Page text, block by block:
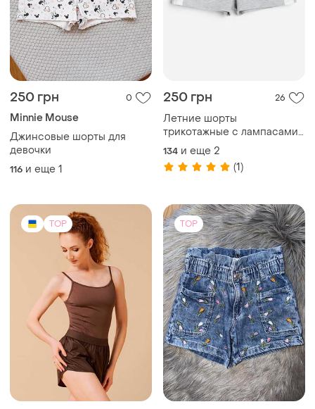
250 грн 0
Minnie Mouse
Джинсовые шорты для
девочки
116 и еще 1
250 грн 26
Летние шорты
трикотажные с лампасами
для девочки: детские,
подросшие
134 и еще 2
(1)
TOP TOP